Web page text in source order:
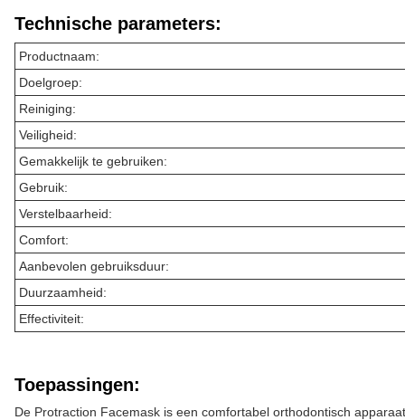
Technische parameters:
Productnaam:
Doelgroep:
Reiniging:
Veiligheid:
Gemakkelijk te gebruiken:
Gebruik:
Verstelbaarheid:
Comfort:
Aanbevolen gebruiksduur:
Duurzaamheid:
Effectiviteit:
Toepassingen:
De Protraction Facemask is een comfortabel orthodontisch